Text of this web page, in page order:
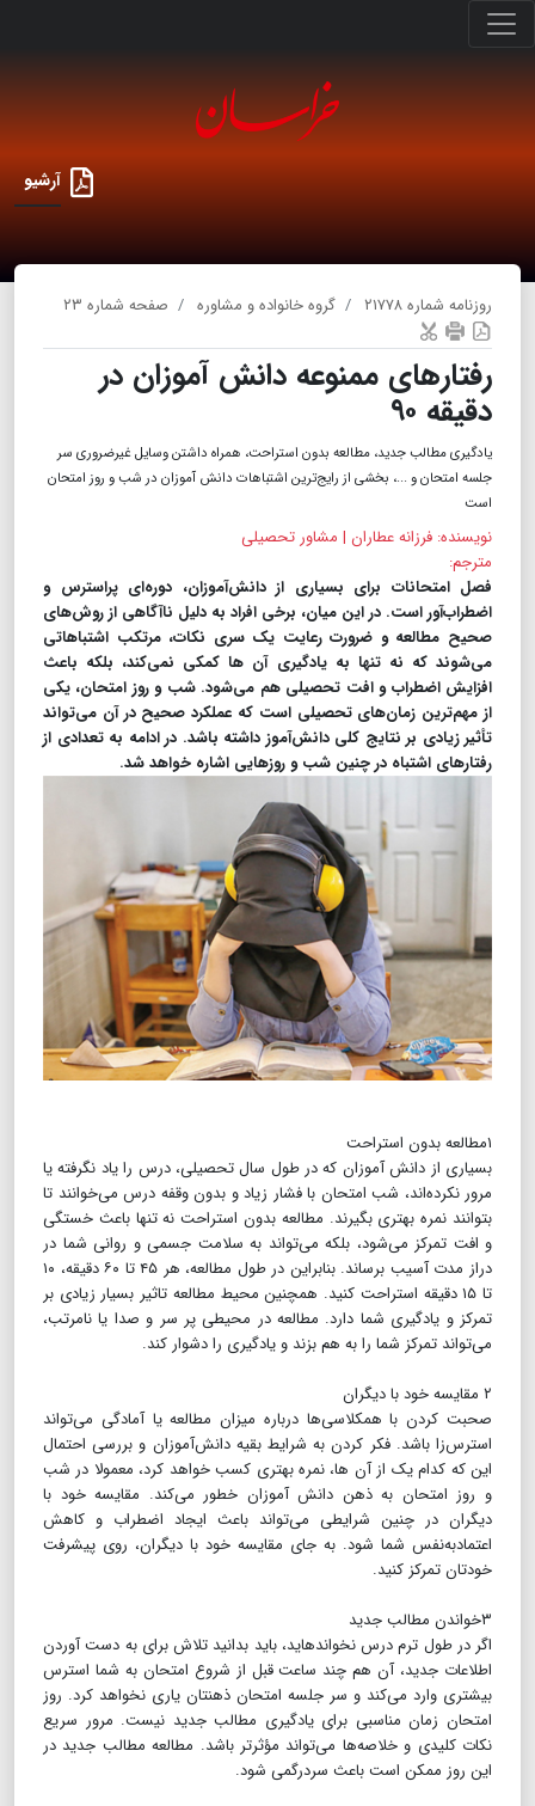
آرشیو
روزنامه شماره ۲۱۷۷۸ گروه خانواده و مشاوره صفحه شماره ۲۳
رفتارهای ممنوعه دانش آموزان در
دقیقه ۹۰
یادگیری مطالب جدید، مطالعه بدون استراحت، همراه داشتن وسایل غیرضروری سر
جلسه امتحان و ...، بخشی از رایج‌ترین اشتباهات دانش آموزان در شب و روز امتحان
است
نویسنده: فرزانه عطاران | مشاور تحصیلی
مترجم:
فصل امتحانات برای بسیاری از دانش‌آموزان، دوره‌ای پراسترس و
اضطراب‌آور است. در این میان، برخی افراد به دلیل ناآگاهی از روش‌های
صحیح مطالعه و ضرورت رعایت یک سری نکات، مرتکب اشتباهاتی
می‌شوند که نه تنها به یادگیری آن ها کمکی نمی‌کند، بلکه باعث
افزایش اضطراب و افت تحصیلی هم می‌شود. شب و روز امتحان، یکی
از مهم‌ترین زمان‌های تحصیلی است که عملکرد صحیح در آن می‌تواند
تأثیر زیادی بر نتایج کلی دانش‌آموز داشته باشد. در ادامه به تعدادی از
رفتارهای اشتباه در چنین شب و روزهایی اشاره خواهد شد.
۱مطالعه بدون استراحت
بسیاری از دانش آموزان که در طول سال تحصیلی، درس را یاد نگرفته یا
مرور نکرده‌اند، شب امتحان با فشار زیاد و بدون وقفه درس می‌خوانند تا
بتوانند نمره بهتری بگیرند. مطالعه بدون استراحت نه تنها باعث خستگی
و افت تمرکز می‌شود، بلکه می‌تواند به سلامت جسمی و روانی شما در
دراز مدت آسیب برساند. بنابراین در طول مطالعه، هر ۴۵ تا ۶۰ دقیقه، ۱۰
تا ۱۵ دقیقه استراحت کنید. همچنین محیط مطالعه تاثیر بسیار زیادی بر
تمرکز و یادگیری شما دارد. مطالعه در محیطی پر سر و صدا یا نامرتب،
می‌تواند تمرکز شما را به هم بزند و یادگیری را دشوار کند.
۲ مقایسه خود با دیگران
صحبت کردن با همکلاسی‌ها درباره میزان مطالعه یا آمادگی می‌تواند
استرس‌زا باشد. فکر کردن به شرایط بقیه دانش‌آموزان و بررسی احتمال
این که کدام یک از آن ها، نمره بهتری کسب خواهد کرد، معمولا در شب
و روز امتحان به ذهن دانش آموزان خطور می‌کند. مقایسه خود با
دیگران در چنین شرایطی می‌تواند باعث ایجاد اضطراب و کاهش
اعتمادبه‌نفس شما شود. به جای مقایسه خود با دیگران، روی پیشرفت
خودتان تمرکز کنید.
۳خواندن مطالب جدید
اگر در طول ترم درس نخوانده‎اید، باید بدانید تلاش برای به دست آوردن
اطلاعات جدید، آن هم چند ساعت قبل از شروع امتحان به شما استرس
بیشتری وارد می‌کند و سر جلسه امتحان ذهن‏تان یاری‎ نخواهد کرد. روز
امتحان زمان مناسبی برای یادگیری مطالب جدید نیست. مرور سریع
نکات کلیدی و خلاصه‌ها می‌تواند مؤثرتر باشد. مطالعه مطالب جدید در
این روز ممکن است باعث سردرگمی شود.